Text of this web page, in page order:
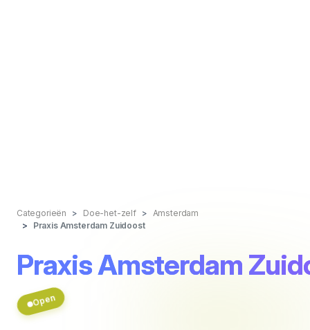
Categorieën Doe-het-zelf
Amsterdam
Praxis Amsterdam Zuidoost
Praxis Amsterdam
Open